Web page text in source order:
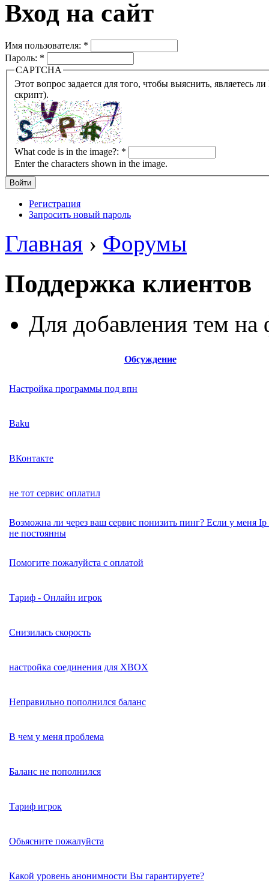
Вход на сайт
Имя пользователя: *
Пароль: *
CAPTCHA
Этот вопрос задается для того, чтобы выяснить, являетесь ли Вы человеком или представляете из себя робота
скрипт).
What code is in the image?: *
Enter the characters shown in the image.
Регистрация
Запросить новый пароль
Главная › Форумы
Поддержка клиентов
Для добавления тем
Обсуждение
Настройка программы под впн
Baku
ВКонтакте
не тот сервис оплатил
Возможна ли через ваш сервис понизить пинг? Если у меня Ip
не постоянны
Помогите пожалуйста с оплатой
Тариф - Онлайн игрок
Снизилась скорость
настройка соединения для XBOX
Неправильно пополнился баланс
В чем у меня проблема
Баланс не пополнился
Тариф игрок
Обьясните пожалуйста
Какой уровень анонимности Вы гарантируете?